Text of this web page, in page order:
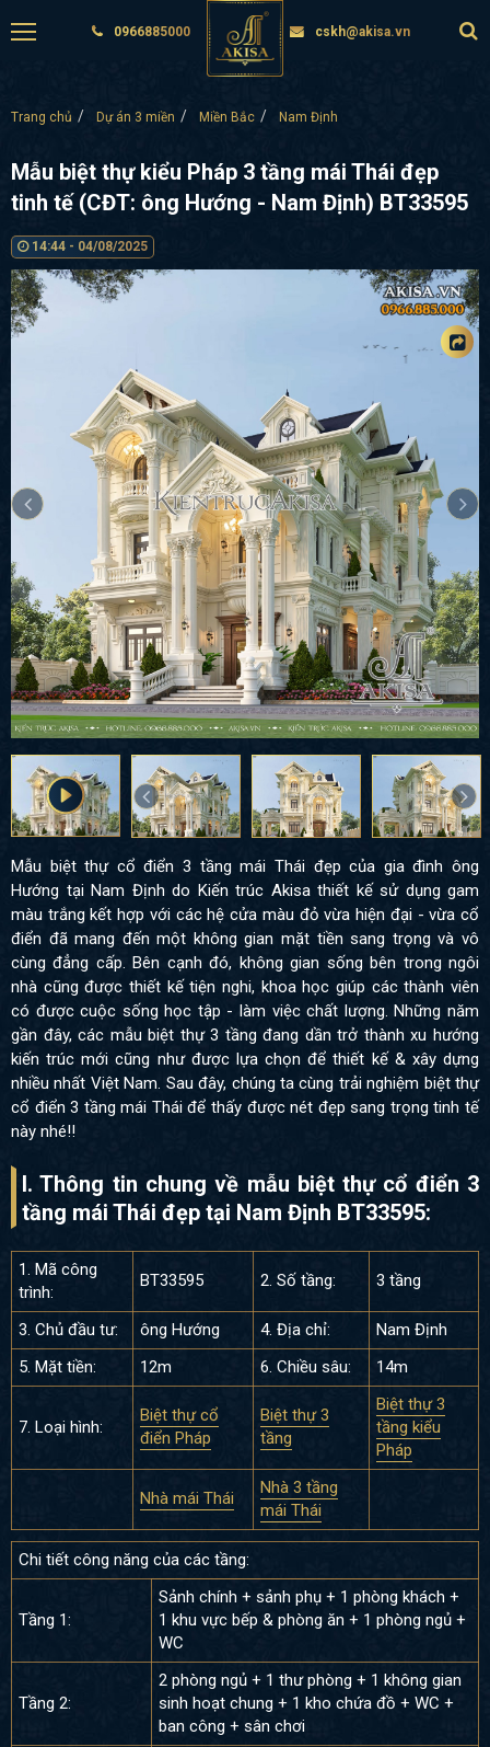
0966885000 cskh@akisa.vn
Trang chủ Dự án 3 miền Miền Bắc Nam Định
Mẫu biệt thự kiểu Pháp 3 tầng mái Thái đẹp
tinh tế (CĐT: ông Hướng - Nam Định) BT33595
14:44 - 04/08/2025
Mẫu biệt thự cổ điển 3 tầng mái Thái đẹp của gia đình ông
Hướng tại Nam Định do Kiến trúc Akisa thiết kế sử dụng gam
màu trắng kết hợp với các hệ cửa màu đỏ vừa hiện đại - vừa cổ
điển đã mang đến một không gian mặt tiền sang trọng và vô
cùng đẳng cấp. Bên cạnh đó, không gian sống bên trong ngôi
nhà cũng được thiết kế tiện nghi, khoa học giúp các thành viên
có được cuộc sống học tập - làm việc chất lượng. Những năm
gần đây, các mẫu biệt thự 3 tầng đang dần trở thành xu hướng
kiến trúc mới cũng như được lựa chọn để thiết kế & xây dựng
nhiều nhất Việt Nam. Sau đây, chúng ta cùng trải nghiệm biệt thự
cổ điển 3 tầng mái Thái để thấy được nét đẹp sang trọng tinh tế
này nhé!!
I. Thông tin chung về mẫu biệt thự cổ điển 3
tầng mái Thái đẹp tại Nam Định BT33595:
1. Mã công
trình:
BT33595 2. Số tầng: 3 tầng
3. Chủ đầu tư: ông Hướng 4. Địa chỉ:
Nam Định
5. Mặt tiền:
12m 6. Chiều sâu: 14m
7. Loại hình:
Biệt thự cổ
điển Pháp
Biệt thự 3
tầng
Biệt thự 3
tầng kiểu
Pháp
Nhà mái Thái
Nhà 3 tầng
mái Thái
Chi tiết công năng của các tầng:
Tầng 1:
Sảnh chính + sảnh phụ + 1 phòng khách +
1 khu vực bếp & phòng ăn + 1 phòng ngủ +
WC
Tầng 2:
2 phòng ngủ + 1 thư phòng + 1 không gian
sinh hoạt chung + 1 kho chứa đồ + WC +
ban công + sân chơi